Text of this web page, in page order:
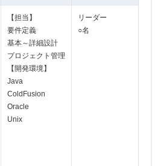
【担当】
要件定義
基本～詳細設計
プロジェクト管理
【開発環境】
Java
ColdFusion
Oracle
Unix
リーダー
○名